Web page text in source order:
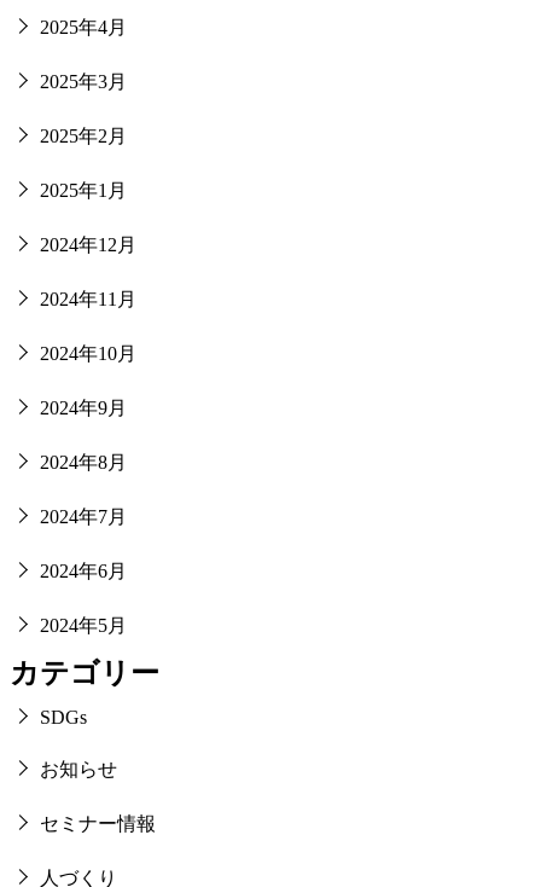
2025年4月
2025年3月
2025年2月
2025年1月
2024年12月
2024年11月
2024年10月
2024年9月
2024年8月
2024年7月
2024年6月
2024年5月
カテゴリー
SDGs
お知らせ
セミナー情報
人づくり